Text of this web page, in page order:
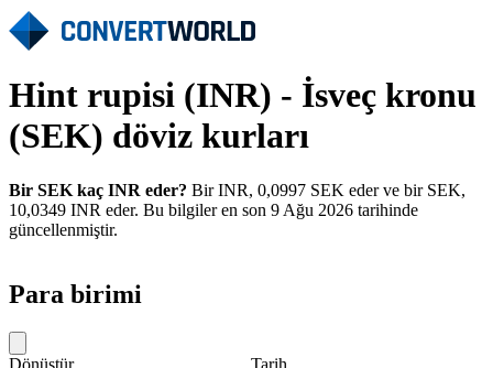
Hint rupisi (INR) - İsveç kronu
(SEK) döviz kurları
Bir SEK kaç INR eder? Bir INR, 0,0997 SEK eder ve bir SEK,
10,0349 INR eder. Bu bilgiler en son 9 Ağu 2026 tarihinde
güncellenmiştir.
Para birimi
Dönüştür Tarih